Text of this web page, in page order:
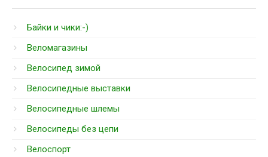
Байки и чики:-)
Веломагазины
Велосипед зимой
Велосипедные выставки
Велосипедные шлемы
Велосипеды без цепи
Велоспорт